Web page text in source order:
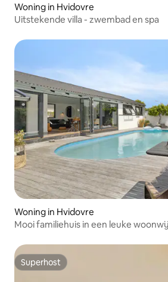
Woning in Hvidovre
Uitstekende villa - zwembad en spa
Woning in Hvidovre
Mooi familiehuis in een leuke
Superhost
Superhost